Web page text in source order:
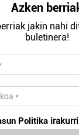
Azken
jakin nahi
buletinera!
Politika